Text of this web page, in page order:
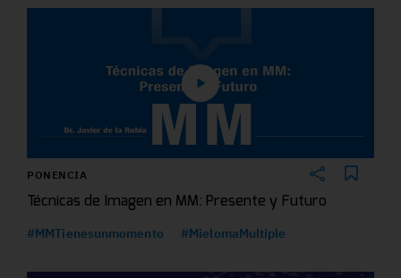
PONENCIA
Técnicas de Imagen en MM: Presente y Futuro
#MMTienesunmomento #MielomaMultiple